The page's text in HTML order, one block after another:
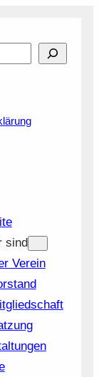
sind
Verein